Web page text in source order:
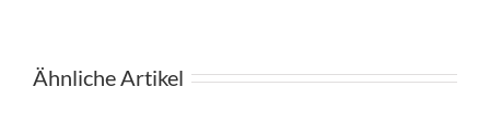
Ähnliche Artikel